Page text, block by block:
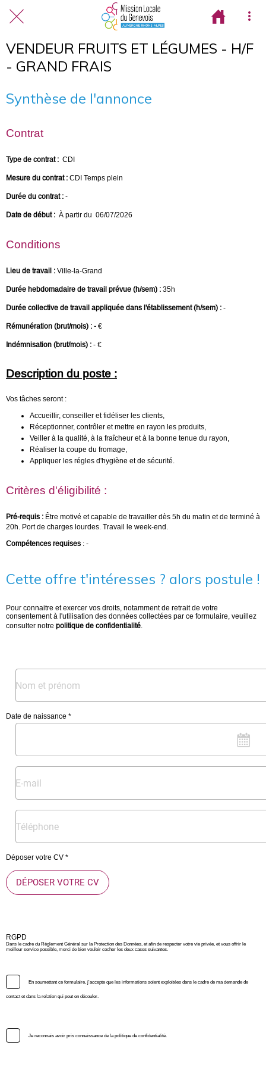
VENDEUR FRUITS ET LÉGUMES - H/F
- GRAND FRAIS
Synthèse de l'annonce
Contrat
Type de contrat : CDI
Mesure du contrat : CDI Temps plein
Durée du contrat : -
Date de début : À partir du 06/07/2026
Conditions
Lieu de travail : Ville-la-Grand
Durée hebdomadaire de travail prévue (h/sem) : 35h
Durée collective de travail appliquée dans l'établissement (h/sem) : -
Rémunération (brut/mois) : - €
Indémnisation (brut/mois) : - €
Description du poste :
Vos tâches seront :
Accueillir, conseiller et fidéliser les clients,
Réceptionner, contrôler et mettre en rayon les produits,
Veiller à la qualité, à la fraîcheur et à la bonne tenue du rayon,
Réaliser la coupe du fromage,
Appliquer les régles d'hygiène et de sécurité.
Critères d'éligibilité :
Pré-requis : Être motivé et capable de travailler dès 5h du matin et de terminé à
20h. Port de charges lourdes. Travail le week-end.
Compétences requises : -
Cette offre t'intéresses ? alors postule !
Pour connaitre et exercer vos droits, notamment de retrait de votre
consentement à l'utilisation des données collectées par ce formulaire, veuillez
consulter notre politique de confidentialité.
Date de naissance *
Déposer votre CV *
DÉPOSER VOTRE CV
RGPD
Dans le cadre du Règlement Général sur la Protection des Données, et afin de respecter votre vie privée, et vous offrir le
meilleur service possible, merci de bien vouloir cocher les deux cases suivantes.
En soumettant ce formulaire, j'accepte que les informations soient exploitées dans le cadre de ma demande de
contact et dans la relation qui peut en découler.
Je reconnais avoir pris connaissance de la politique de confidentialité.